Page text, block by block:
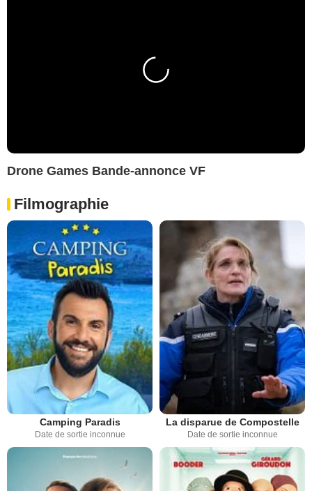
Drone Games Bande-annonce VF
Filmographie
Camping Paradis
Date de sortie inconnue
La disparue de Compostelle
Date de sortie inconnue